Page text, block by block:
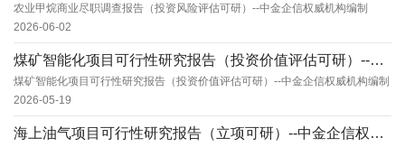
农业甲烷商业尽职调查报告（投资风险评估可研）--中金企信权威机构编制
2026-06-02
煤矿智能化项目可行性研究报告（投资价值评估可研）--中金企信权威机构编制
煤矿智能化项目可行性研究报告（投资价值评估可研）--中金企信权威机构编制
2026-05-19
海上油气项目可行性研究报告（立项可研）--中金企信权威机构编制